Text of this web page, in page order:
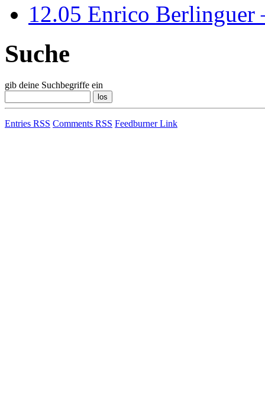
12.05 Enrico Berlinguer
Suche
gib deine Suchbegriffe ein
Entries RSS Comments RSS Feedburner Link